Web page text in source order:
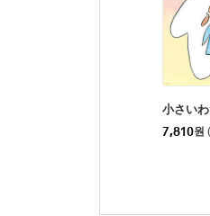
小さい
7,810원